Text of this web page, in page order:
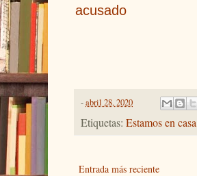
acusado
-abril 28, 2020
Etiquetas: Estamos en casa
Entrada más reciente